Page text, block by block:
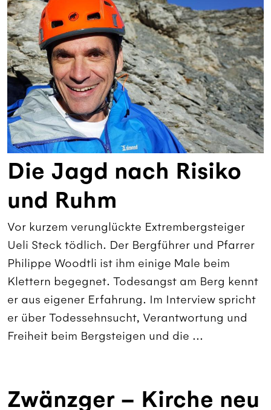
Die Jagd nach Risiko
und Ruhm
Vor kurzem verunglückte Extrembergsteiger
Ueli Steck tödlich. Der Bergführer und Pfarrer
Philippe Woodtli ist ihm einige Male beim
Klettern begegnet. Todesangst am Berg kennt
er aus eigener Erfahrung. Im Interview spricht
er über Todessehnsucht, Verantwortung und
Freiheit beim Bergsteigen und die ...
Zwänzger – Kirche neu